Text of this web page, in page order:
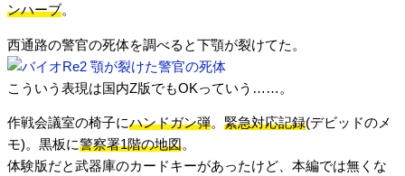
ンハーブ。
西通路の警官の死体を調べると下顎が裂けてた。
こういう表現は国内Z版でもOKっていう……。
作戦会議室の椅子にハンドガン弾。 緊急対応記録(デビッドのメ
モ)。黒板に警察署1階の地図。
体験版だと武器庫のカードキーがあったけど、本編では無くな